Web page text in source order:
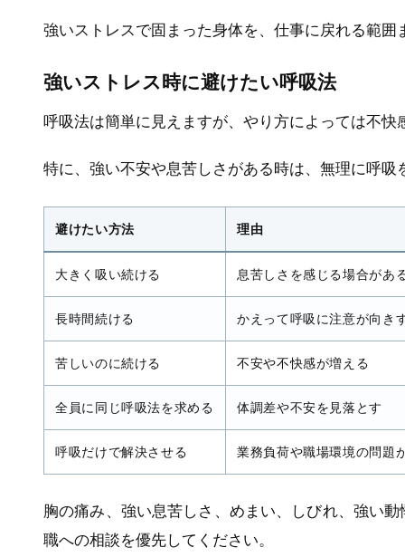
強いストレスで固まった身体を、仕事に戻れる範
強いストレス時に避けたい呼吸法
呼吸法は簡単に見えますが、やり方によっては不快
特に、強い不安や息苦しさがある時は、無理に呼
避けたい方法 理由
大きく吸い続ける 息苦しさを感じる場合があ
長時間続ける かえって呼吸に注意が向き
苦しいのに続ける 不安や不快感が増える
全員に同じ呼吸法を求める 体調差や不安を見落とす
呼吸だけで解決させる 業務負荷や職場環境の問題
胸の痛み、強い息苦しさ、めまい、しびれ、強い
職への相談を優先してください。